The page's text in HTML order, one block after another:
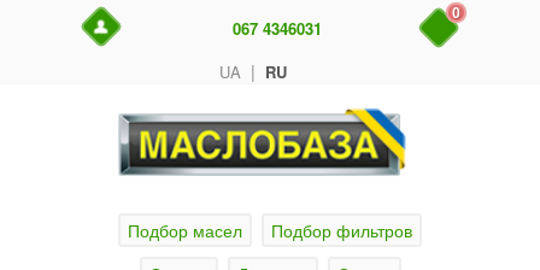
UA | RU
067 4346031
0
Подбор масел
Подбор фильтров